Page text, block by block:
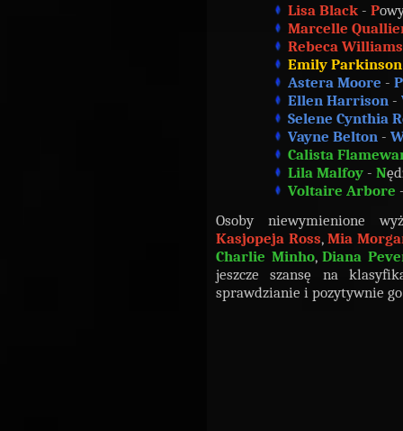
Lisa Black - P
Marcelle
Rebeca Williams
Emily
Astera Moore - P
Ellen Harrison -
Selene Cynthia
Vayne Belton -
Calista
Lila Malfoy - N
Voltaire Arbore
Osoby niewymienione
Kasjopeja Ross,Mia
Charlie Minho,Diana
jeszcze szansę na
sprawdzianie i pozytywnie